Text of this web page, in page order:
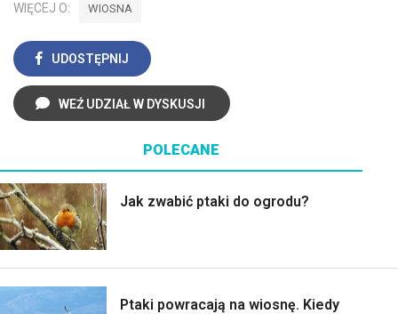
WIĘCEJ O: WIOSNA
UDOSTĘPNIJ
WEŹ UDZIAŁ W DYSKUSJI
POLECANE
Jak zwabić ptaki do ogrodu?
Ptaki powracają na wiosnę. Kiedy